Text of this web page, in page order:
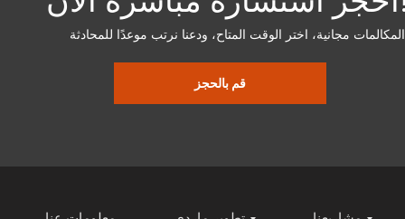
قم بالحجز